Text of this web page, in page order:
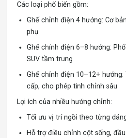
Các loại phổ biến gồm:
Ghế chỉnh điện 4 hướng: Cơ
phụ
Ghế chỉnh điện 6–8 hướng:
SUV tầm trung
Ghế chỉnh điện 10–12+
cấp, cho phép tinh chỉnh sâu
Lợi ích của nhiều hướng chỉnh:
Tối ưu vị trí ngồi theo từng
Hỗ trợ điều chỉnh cột sống,